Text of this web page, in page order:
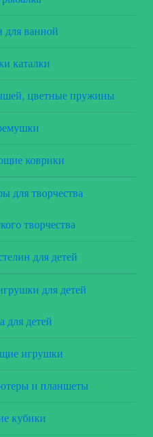
для ванной
каталки
цветные пружины
коврики
для творчества
творчества
для детей
для детей
для детей
игрушки
и планшеты
кубики